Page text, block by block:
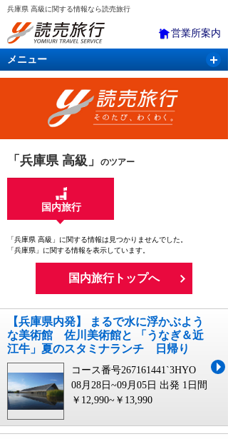
兵庫県 高級に関する情報なら読売旅行
営業所案内
メニュー
国内旅行 バスツアー 海外旅行
「兵庫県 高級」 のツアー
国内旅行
「兵庫県 高級」に関する情報は見つかりませんでした。
「兵庫県」に関する情報を表示しています。
国内旅行トップへ
【兵庫県内発】 まるで水に浮かぶよう
な美術館 佐川美術館と 「うなぎ＆近
江牛」夏のスタミナランチ 日帰り
コース番号267161441`3HYO
08月28日~09月05日 出発 1日間
￥12,990~￥13,990